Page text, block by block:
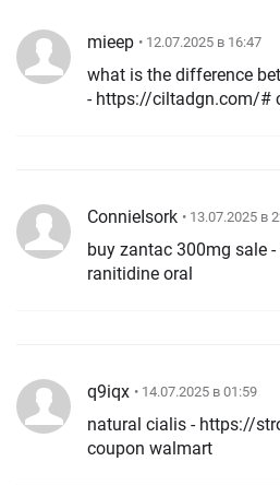
mieep • 12.07.2025 в 16:47
what is the difference
ConnieIsork • 13.07.2025 в
buy zantac 300mg sale -
ranitidine oral
q9iqx • 14.07.2025 в 01:59
natural cialis - https://
coupon walmart